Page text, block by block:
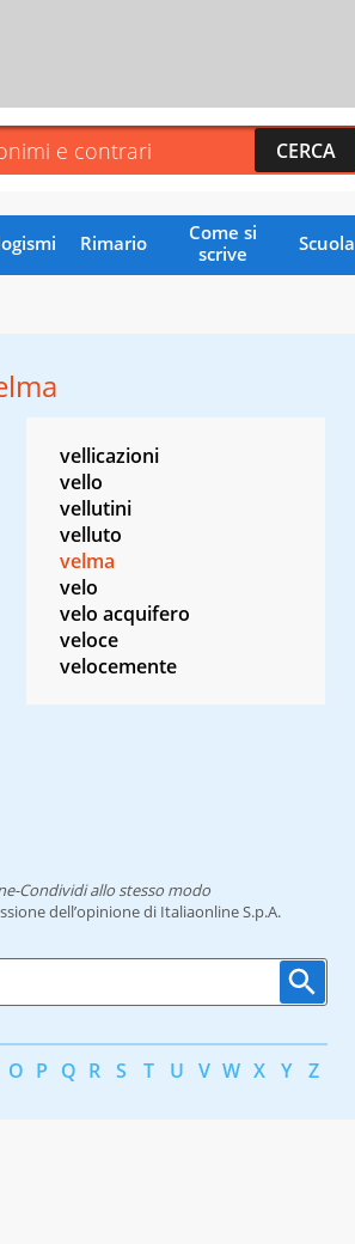
Rimario
Come si
scrive
Scuola
vellicazioni
vello
vellutini
velluto
velma
velo
velo acquifero
veloce
velocemente
Condividi allo stesso modo
dell’opinione di Italiaonline S.p.A.
O P Q R S T U V W X Y Z